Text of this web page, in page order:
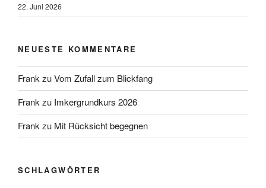
22. Juni 2026
NEUESTE KOMMENTARE
FrankzuVom Zufall zum Blickfang
Frankzu Imkergrundkurs 2026
Frankzu Mit Rücksicht begegnen
SCHLAGWÖRTER